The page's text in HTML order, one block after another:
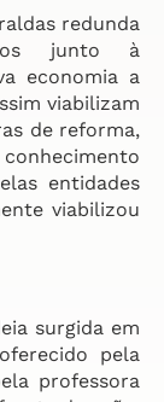
redunda
junto à
economia a
viabilizam
de reforma,
entidades
viabilizou
surgida em
pela
professora